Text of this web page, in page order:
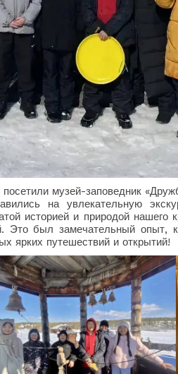
музей-заповедник
на увлекательную
историей и природой нашего
Это был замечательный опыт,
ярких путешествий и открытий!